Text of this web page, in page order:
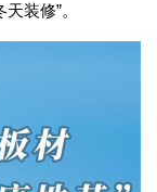
装修”。